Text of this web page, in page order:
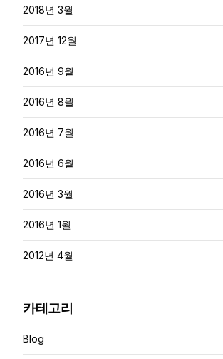
2018년 3월
2017년 12월
2016년 9월
2016년 8월
2016년 7월
2016년 6월
2016년 3월
2016년 1월
2012년 4월
카테고리
Blog